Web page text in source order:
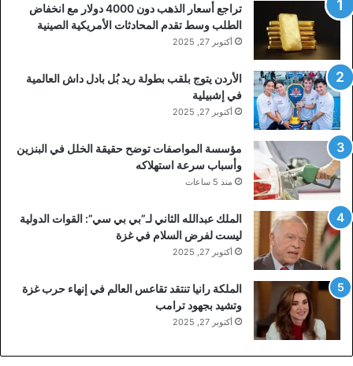
تراجع أسعار الذهب دون 4000 دولار مع انخفاض
الطلب وسط تقدم المحادثات الأمريكية الصينية
أكتوبر 27, 2025
الأردن يتوج بلقب بطولة ريد بُل بادل داش العالمية
في إشبيلية
أكتوبر 27, 2025
مؤسسة المواصفات توضح حقيقة الخلل في البنزين
وأسباب سرعة استهلاكه
منذ 5 ساعات
الملك عبدالله الثاني لـ”بي بي سي”: القوات الدولية
ليست لفرض السلام في غزة
أكتوبر 27, 2025
الملكة رانيا تنتقد تقاعس العالم في إنهاء حرب غزة
وتشيد بجهود ترامب
أكتوبر 27, 2025